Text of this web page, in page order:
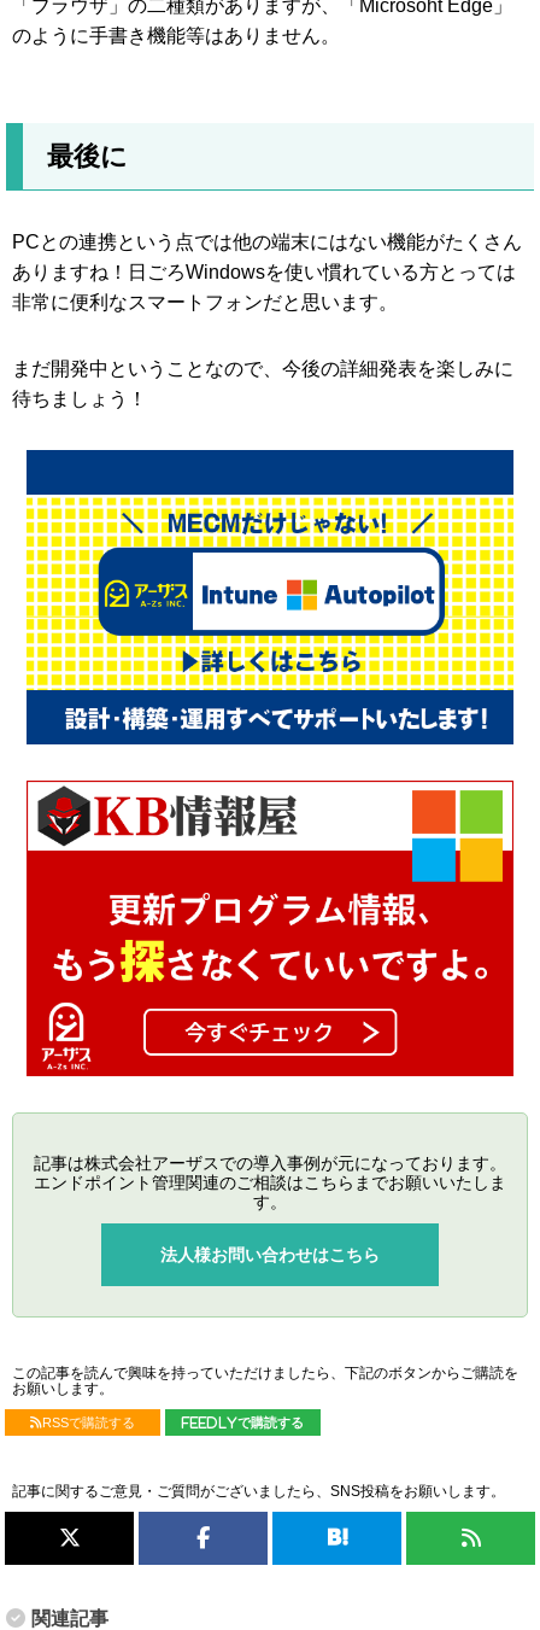
「ブラウザ」の二種類がありますが、「Microsoht Edge」
のように手書き機能等はありません。
最後に
PCとの連携という点では他の端末にはない機能がたくさん
ありますね！日ごろWindowsを使い慣れている方とっては
非常に便利なスマートフォンだと思います。
まだ開発中ということなので、今後の詳細発表を楽しみに
待ちましょう！
記事は株式会社アーザスでの導入事例が元になっております。
エンドポイント管理関連のご相談はこちらまでお願いいたしま
す。
法人様お問い合わせはこちら
この記事を読んで興味を持っていただけましたら、下記のボタンからご購読を
お願いします。
RSSで購読する feedlyで購読する
記事に関するご意見・ご質問がございましたら、SNS投稿をお願いします。
関連記事